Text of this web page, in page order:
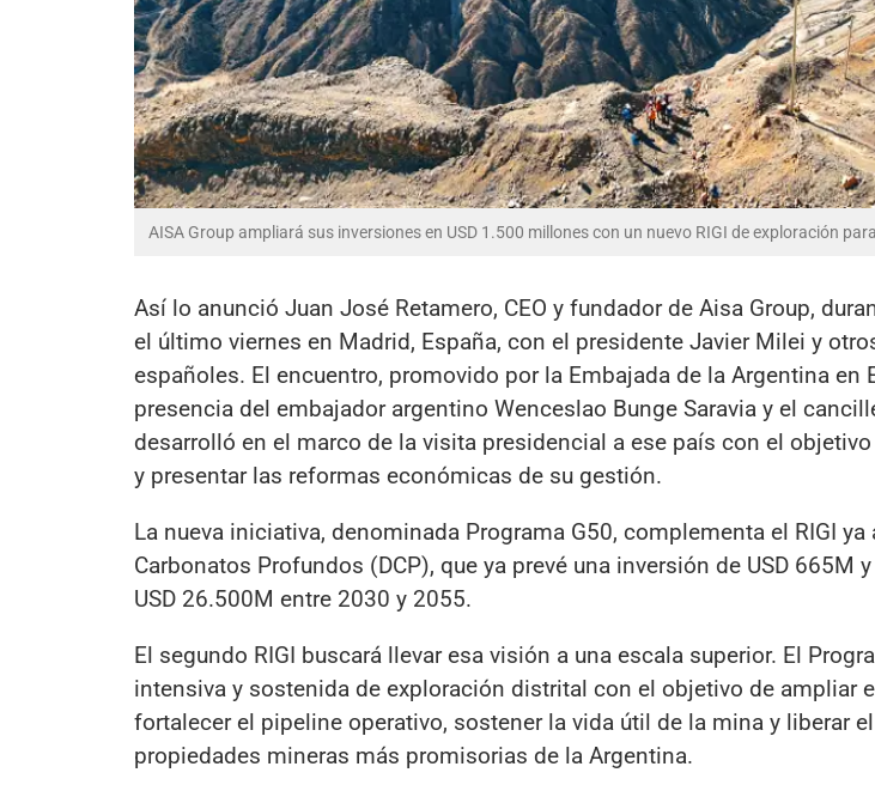
AISA Group ampliará sus inversiones en USD 1.500 millones con un nuevo RIGI de exploración
Así lo anunció Juan José Retamero, CEO y fundador de Aisa Group,
el último viernes en Madrid, España, con el presidente Javier Milei y
españoles. El encuentro, promovido por la Embajada de la Argentina en
presencia del embajador argentino Wenceslao Bunge Saravia y el
desarrolló en el marco de la visita presidencial a ese país con el
y presentar las reformas económicas de su gestión.
La nueva iniciativa, denominada Programa G50, complementa el RIGI
Carbonatos Profundos (DCP), que ya prevé una inversión de USD 665M
USD 26.500M entre 2030 y 2055.
El segundo RIGI buscará llevar esa visión a una escala superior. El
intensiva y sostenida de exploración distrital con el objetivo de ampliar
fortalecer el pipeline operativo, sostener la vida útil de la mina y liberar
propiedades mineras más promisorias de la Argentina.